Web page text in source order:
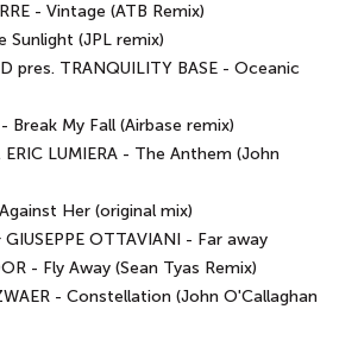
- Vintage (ATB Remix)
Sunlight (JPL remix)
pres. TRANQUILITY BASE - Oceanic
Break My Fall (Airbase remix)
LUMIERA - The Anthem (John
Her (original mix)
GIUSEPPE OTTAVIANI - Far away
- Fly Away (Sean Tyas Remix)
- Constellation (John O'Callaghan